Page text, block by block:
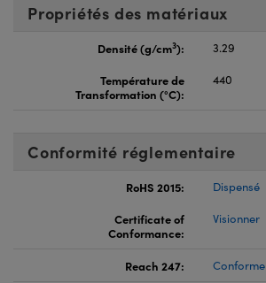
Propriétés des matériaux
Densité (g/cm3):
3.29
Température de
Transformation (°C):
440
Conformité réglementaire
RoHS 2015:
Dispensé
Certificate of
Conformance:
Visionner
Reach 247: Conforme